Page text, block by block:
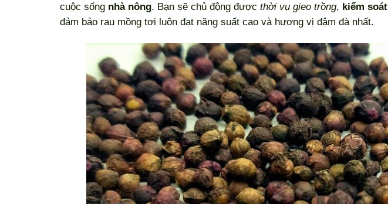
cuộc sống nhà nông. Bạn sẽ chủ động được thời vụ gieo trồng, kiểm soát
đảm bảo rau mồng tơi luôn đạt năng suất cao và hương vị đậm đà nhất.